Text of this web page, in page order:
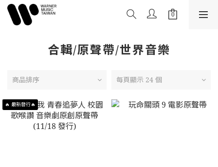
合輯/原聲帶/世界音樂
商品排序 每頁顯示 24 個
🔥 最新發行🔥